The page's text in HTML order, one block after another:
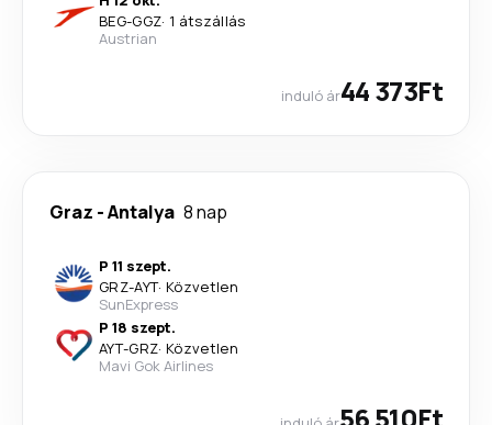
BEG-GGZ· 1 átszállás
Austrian
induló ár44 373Ft
Graz -Antalya 8 nap
P 11 szept.
GRZ-AYT· Közvetlen
SunExpress
P 18 szept.
AYT-GRZ· Közvetlen
Mavi Gok Airlines